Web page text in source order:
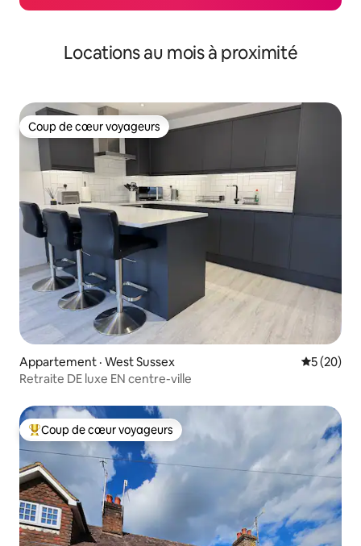
Locations au mois à proximité
Coup de cœur voyageurs
Coup de cœur voyageurs
Appartement · West Sussex Note
5 (20)
Retraite DE luxe EN centre-ville
Coup de cœur voyageurs parmi les plus aimés
Coup de cœur voyageurs